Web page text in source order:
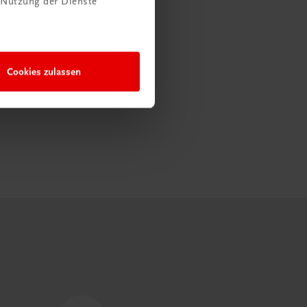
Cookies zulassen